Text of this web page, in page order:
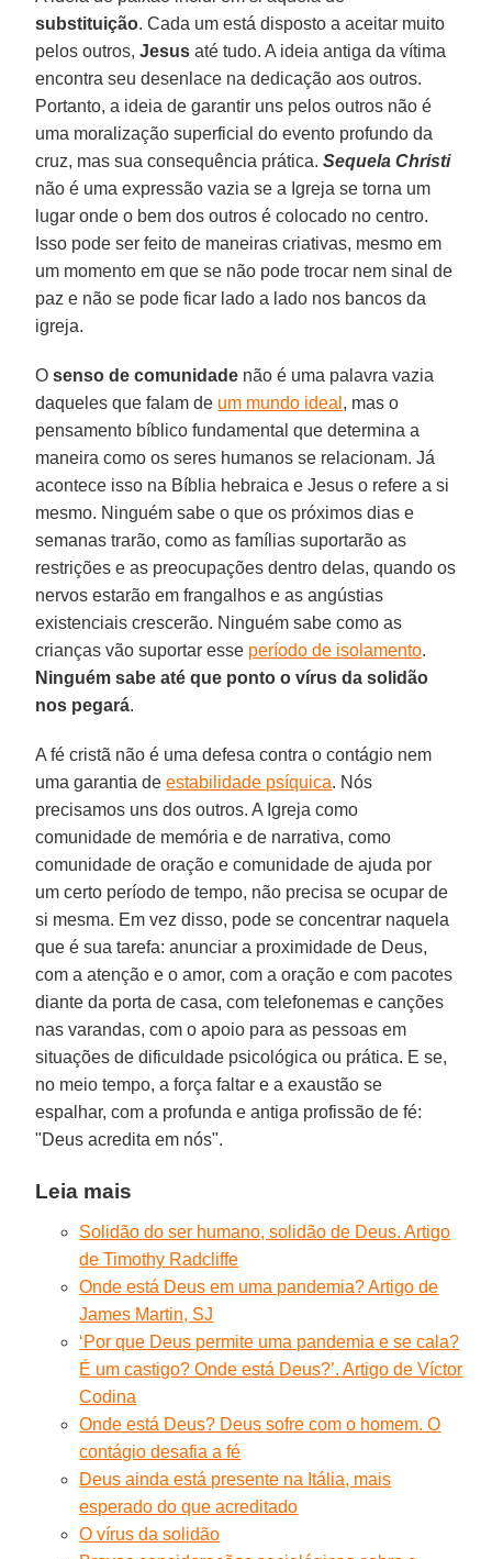
substituição. Cada um está disposto a aceitar muito
pelos outros,Jesus até tudo. A ideia antiga da vítima
encontra seu desenlace na dedicação aos outros.
Portanto, a ideia de garantir uns pelos outros não é
uma moralização superficial do evento profundo da
cruz, mas sua consequência prática.Sequela Christi
não é uma expressão vazia se a Igreja se torna um
lugar onde o bem dos outros é colocado no centro.
Isso pode ser feito de maneiras criativas, mesmo em
um momento em que se não pode trocar nem sinal de
paz e não se pode ficar lado a lado nos bancos da
igreja.
Osenso de comunidade não é uma palavra vazia
daqueles que falam de um mundo ideal , mas o
pensamento bíblico fundamental que determina a
maneira como os seres humanos se relacionam. Já
acontece isso na Bíblia hebraica e Jesus o refere a si
mesmo. Ninguém sabe o que os próximos dias e
semanas trarão, como as famílias suportarão as
restrições e as preocupações dentro delas, quando os
nervos estarão em frangalhos e as angústias
existenciais crescerão. Ninguém sabe como as
crianças vão suportar esse período de isolamento.
Ninguém sabe até que ponto o vírus da solidão
nos pegará.
A fé cristã não é uma defesa contra o contágio nem
uma garantia deestabilidade psíquica. Nós
precisamos uns dos outros. A Igreja como
comunidade de memória e de narrativa, como
comunidade de oração e comunidade de ajuda por
um certo período de tempo, não precisa se ocupar de
si mesma. Em vez disso, pode se concentrar naquela
que é sua tarefa: anunciar a proximidade de Deus,
com a atenção e o amor, com a oração e com pacotes
diante da porta de casa, com telefonemas e canções
nas varandas, com o apoio para as pessoas em
situações de dificuldade psicológica ou prática. E se,
no meio tempo, a força faltar e a exaustão se
espalhar, com a profunda e antiga profissão de fé:
"Deus acredita em nós".
Leia mais
Solidão do ser humano, solidão de Deus. Artigo
de Timothy Radcliffe
Onde está Deus em uma pandemia? Artigo de
James Martin, SJ
‘Por que Deus permite uma pandemia e se cala?
É um castigo? Onde está Deus?’. Artigo de Víctor
Codina
Onde está Deus? Deus sofre com o homem. O
contágio desafia a fé
Deus ainda está presente na Itália, mais
esperado do que acreditado
O vírus da solidão